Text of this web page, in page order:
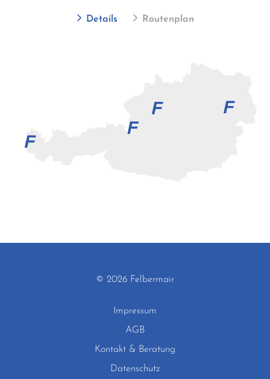
Details Routenplan
© 2026 Felbermair
Impressum
AGB
Kontakt & Beratung
Datenschutz